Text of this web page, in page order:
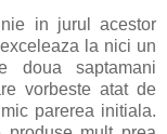
in jurul acestor
la nici un
doua saptamani
vorbeste atat de
parerea initiala.